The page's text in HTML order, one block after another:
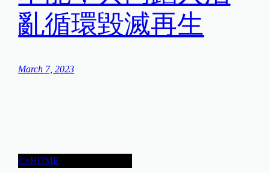
亂循環毀滅再生
March 7, 2023
👉HOME